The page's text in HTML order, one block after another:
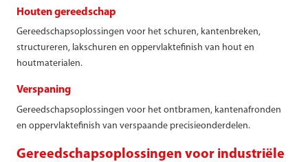
Houten gereedschap
Gereedschapsoplossingen voor het schuren, kantenbreken,
structureren, lakschuren en oppervlaktefinish van hout en
houtmaterialen.
Verspaning
Gereedschapsoplossingen voor het ontbramen, kantenafronden
en oppervlaktefinish van verspaande precisieonderdelen.
Gereedschapsoplossingen voor industriële